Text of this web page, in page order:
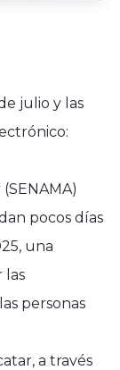
julio y las
pocos días
una
las
personas
a través